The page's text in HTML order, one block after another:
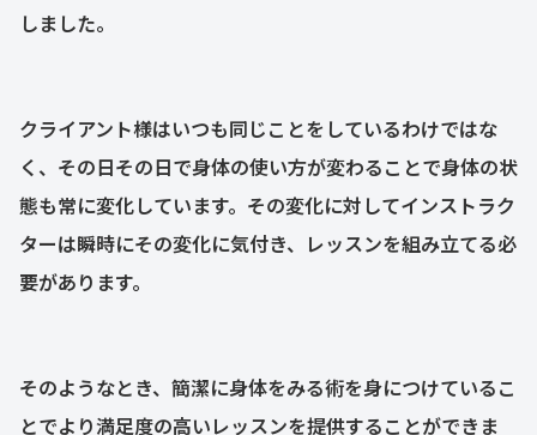
しました。
クライアント様はいつも同じことをしているわけではな
く、その日その日で身体の使い方が変わることで身体の状
態も常に変化しています。その変化に対してインストラク
ターは瞬時にその変化に気付き、レッスンを組み立てる必
要があります。
そのようなとき、簡潔に身体をみる術を身につけているこ
とでより満足度の高いレッスンを提供することができま